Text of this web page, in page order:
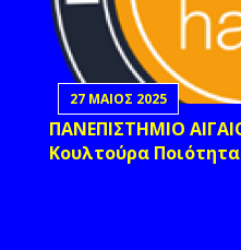
27 ΜΑΙΟΣ 2025
ΠΑΝΕΠΙΣΤΗΜΙΟ
Κουλτούρα